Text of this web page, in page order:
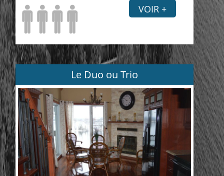
VOIR +
Le Duo ou Trio